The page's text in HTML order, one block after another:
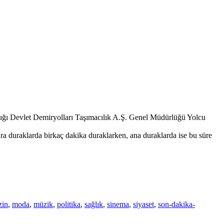
Devlet Demiryolları Taşımacılık A.Ş. Genel Müdürlüğü Yolcu
duraklarda birkaç dakika duraklarken, ana duraklarda ise bu süre
, moda, müzik, politika, sağlık, sinema, siyaset, son-dakika-